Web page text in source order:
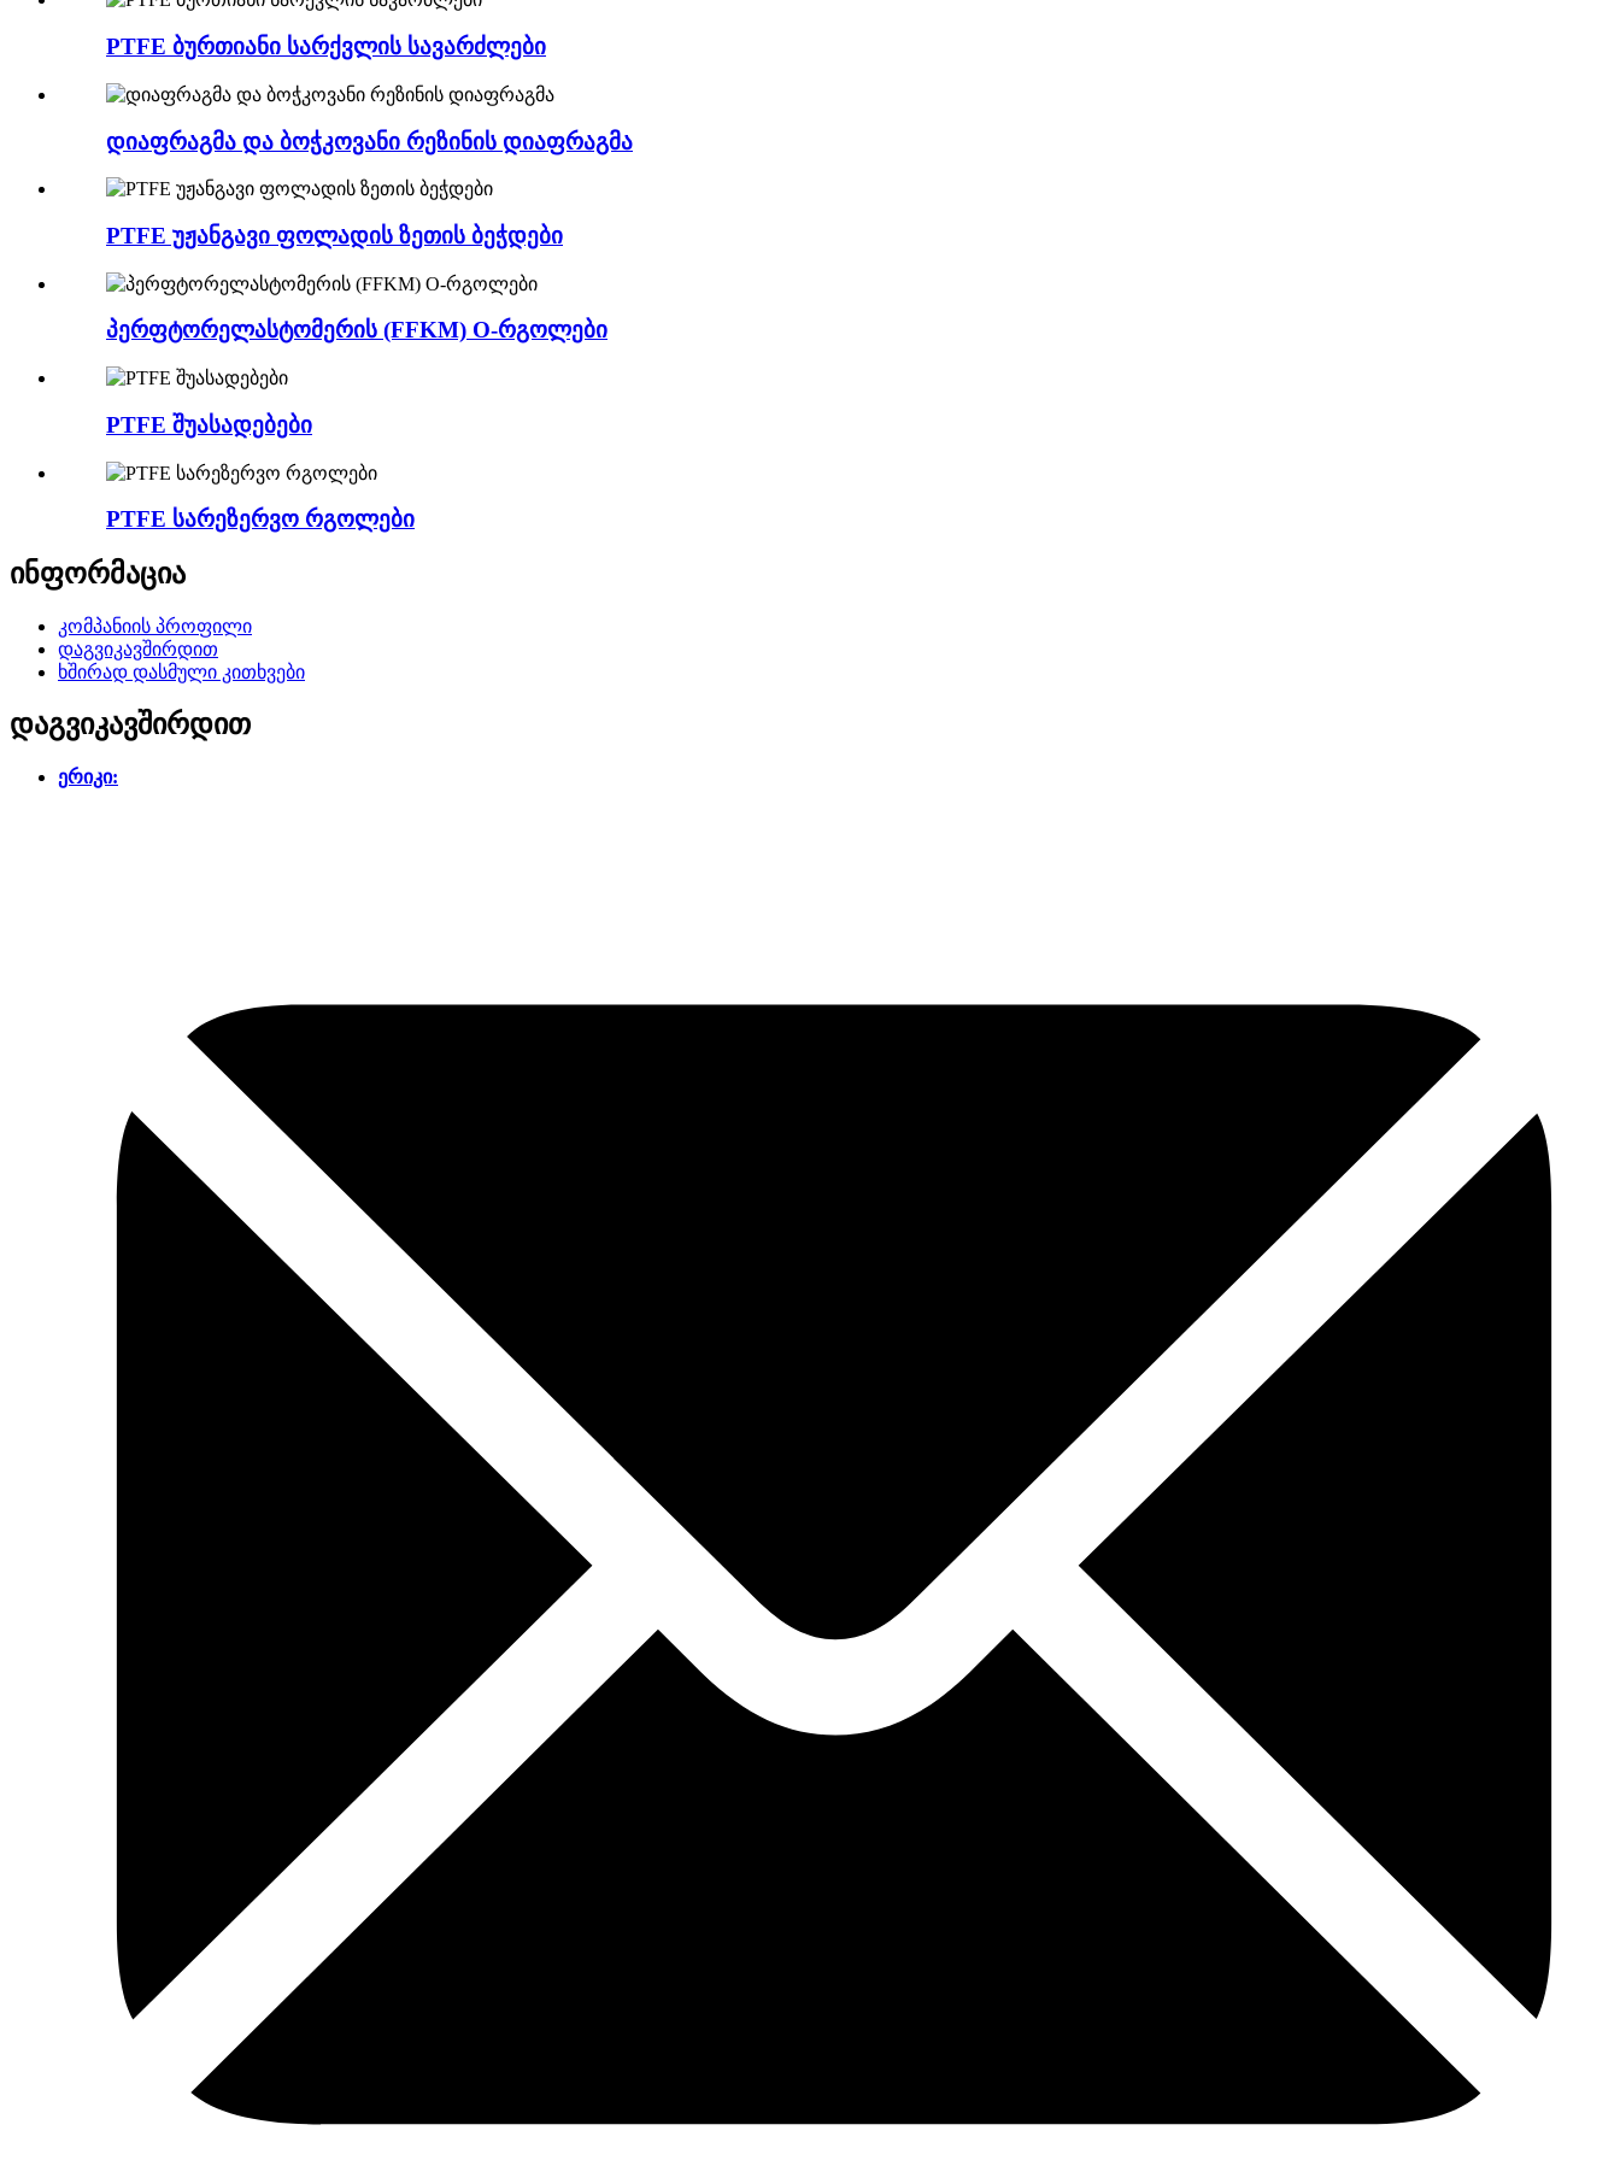
PTFE ბურთიანი სარქვლის სავარძლები
დიაფრაგმა და ბოჭკოვანი რეზინის დიაფრაგმა
PTFE უჟანგავი ფოლადის ზეთის ბეჭდები
პერფტორელასტომერის (FFKM) O-რგოლები
PTFE შუასადებები
PTFE სარეზერვო რგოლები
ინფორმაცია
კომპანიის პროფილი
დაგვიკავშირდით
ხშირად დასმული კითხვები
დაგვიკავშირდით
ერიკი: